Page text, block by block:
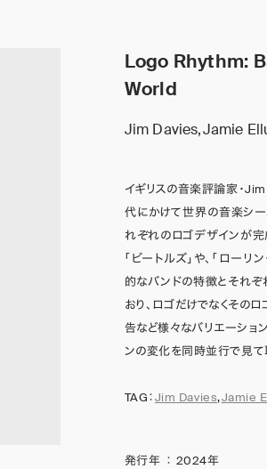
Logo Rhythm:
World
Jim Davies,Jamie
イギリスの音楽評論家・
代にかけて世界の音楽シ
れぞれのロゴデザインが
「ビートルズ」や、「ローリ
的なバンドの特徴とそれ
おり、ロゴだけでなくその
告など様々なバリエーショ
ンの変化を同時並行で見て
TAG：Jim Davies,Jamie
発行年 ： 2024年